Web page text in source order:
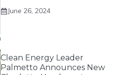
June 26, 2024
Clean Energy Leader
Palmetto Announces New